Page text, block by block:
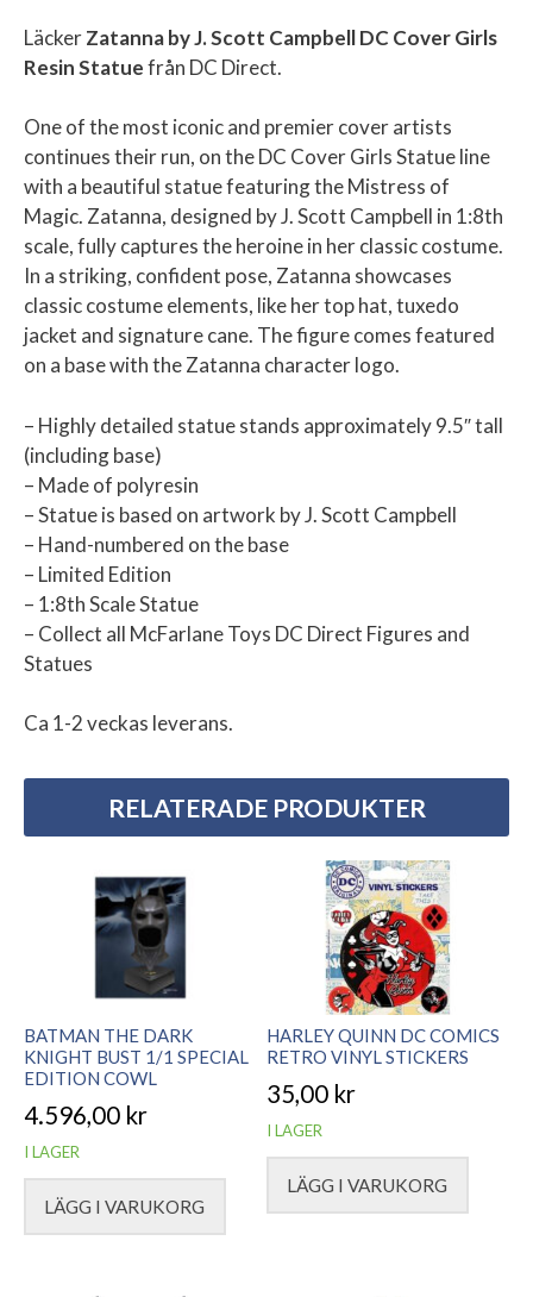
LäckerZatanna by J. Scott Campbell DC Cover Girls
Resin Statuefrån DC Direct.
One of the most iconic and premier cover artists
continues their run, on the DC Cover Girls Statue line
with a beautiful statue featuring the Mistress of
Magic. Zatanna, designed by J. Scott Campbell in 1:8th
scale, fully captures the heroine in her classic costume.
In a striking, confident pose, Zatanna showcases
classic costume elements, like her top hat, tuxedo
jacket and signature cane. The figure comes featured
on a base with the Zatanna character logo.
– Highly detailed statue stands approximately 9.5″ tall
(including base)
– Made of polyresin
– Statue is based on artwork by J. Scott Campbell
– Hand-numbered on the base
– Limited Edition
– 1:8th Scale Statue
– Collect all McFarlane Toys DC Direct Figures and
Statues
Ca 1-2 veckas leverans.
RELATERADE PRODUKTER
BATMAN THE DARK
KNIGHT BUST 1/1 SPECIAL
EDITION COWL
4.596,00 kr
I LAGER
LÄGG I VARUKORG
HARLEY QUINN DC COMICS
RETRO VINYL STICKERS
35,00 kr
I LAGER
LÄGG I VARUKORG